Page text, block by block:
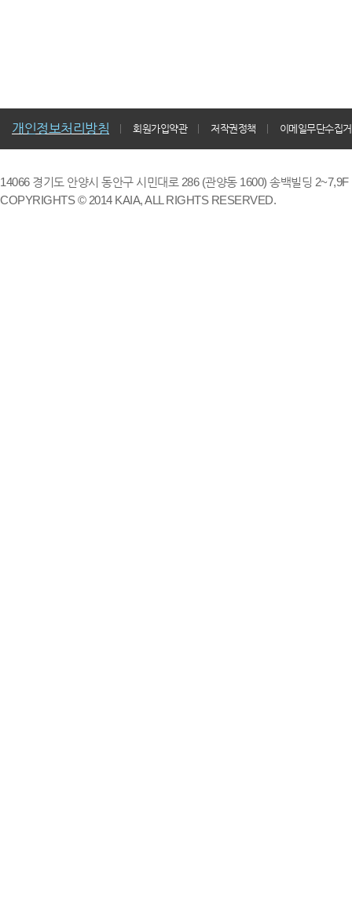
개인정보처리방침 회원가입약관 저작권정책 이메일무단수집
14066 경기도 안양시 동안구 시민대로 286 (관양동 1600) 송백빌딩
COPYRIGHTS © 2014 KAIA, ALL RIGHTS RESERVED.